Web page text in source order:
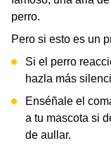
perro.
Pero si esto es un
Si el perro
hazla más
Enséñale el
a tu mascota si
de aullar.